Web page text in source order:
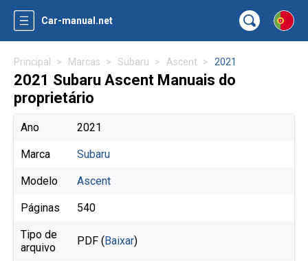
Car-manual.net
Principal Marcas Subaru Ascent 2021
2021 Subaru Ascent Manuais do
proprietário
Ano 2021
Marca Subaru
Modelo Ascent
Páginas 540
Tipo de
arquivo
PDF (Baixar)